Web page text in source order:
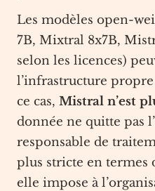
Les modèles open-
7B, Mixtral 8x7B,
selon les licences)
l’infrastructure propre
ce cas, Mistral n’est
donnée ne quitte pas
responsable de
plus stricte en termes
elle impose à